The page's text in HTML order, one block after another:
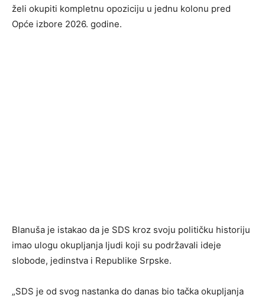
želi okupiti kompletnu opoziciju u jednu kolonu pred
Opće izbore 2026. godine.
Blanuša je istakao da je SDS kroz svoju političku historiju
imao ulogu okupljanja ljudi koji su podržavali ideje
slobode, jedinstva i Republike Srpske.
„SDS je od svog nastanka do danas bio tačka okupljanja